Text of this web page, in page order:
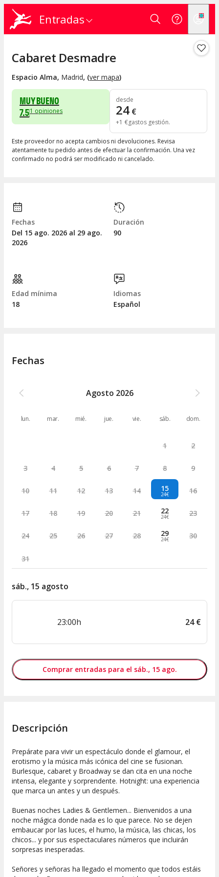
Entradas
Cabaret Desmadre
Espacio Alma, Madrid, (ver mapa)
MUY BUENO
7.51 opiniones
desde
24 €
+1 €gastos gestión
Este proveedor no acepta cambios ni devoluciones. Revisa
atentamente tu pedido antes de efectuar la confirmación. Una vez
confirmado no podrá ser modificado ni cancelado.
Fechas
Del 15 ago. 2026 al 29 ago.
2026
Duración
90
Edad mínima
18
Idiomas
Español
Fechas
Agosto 2026
lun. mar. mié. jue. vie. sáb. dom.
1 2
3 4 5 6 7 8 9
10 11 12 13 14 15
24€ 16
17 18 19 20 21 22
24€ 23
24 25 26 27 28 29
24€ 30
31
sáb., 15 agosto
23:00h 24 €
Comprar entradas para el sáb., 15 ago.
Descripción
Prepárate para vivir un espectáculo donde el glamour, el
erotismo y la música más icónica del cine se fusionan.
Burlesque, cabaret y Broadway se dan cita en una noche
intensa, elegante y sorprendente. Hotnight: una experiencia
que marca un antes y un después.
Buenas noches Ladies & Gentlemen... Bienvenidos a una
noche mágica donde nada es lo que parece. No se dejen
embaucar por las luces, el humo, la música, las chicas, los
chicos... y por sus espectaculares números que incluirán
sorpresas inesperadas.
Señores y señoras ha llegado el momento que todos estáis